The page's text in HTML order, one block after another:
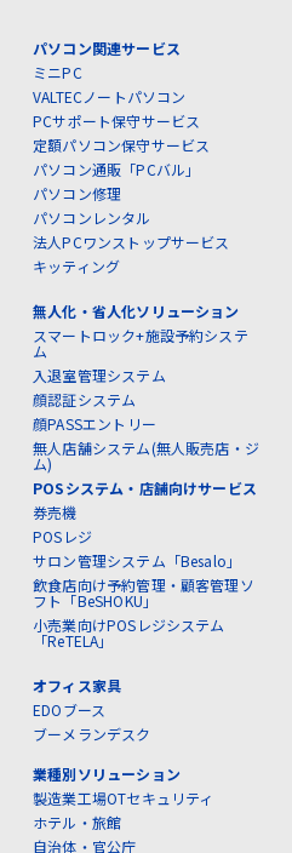
パソコン関連サービス
ミニPC
VALTECノートパソコン
PCサポート保守サービス
定額パソコン保守サービス
パソコン通販「PCバル」
パソコン修理
パソコンレンタル
法人PCワンストップサービス
キッティング
無人化・省人化ソリューション
スマートロック+施設予約システ
ム
入退室管理システム
顔認証システム
顔PASSエントリー
無人店舗システム(無人販売店・ジ
ム)
POSシステム・店舗向けサービス
券売機
POSレジ
サロン管理システム「Besalo」
飲食店向け予約管理・顧客管理ソ
フト「BeSHOKU」
小売業向けPOSレジシステム
「ReTELA」
オフィス家具
EDOブース
ブーメランデスク
業種別ソリューション
製造業工場OTセキュリティ
ホテル・旅館
自治体・官公庁